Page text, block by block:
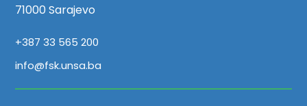
71000 Sarajevo
+387 33 565 200
info@fsk.unsa.ba